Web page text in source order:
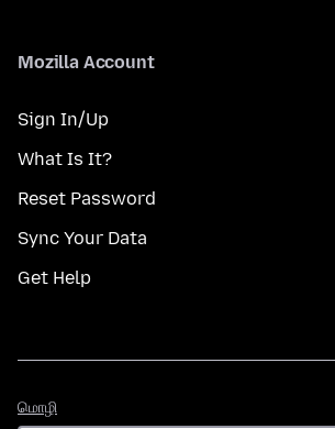
Mozilla Account
Sign In/Up
What Is It?
Reset Password
Sync Your Data
Get Help
மொழி